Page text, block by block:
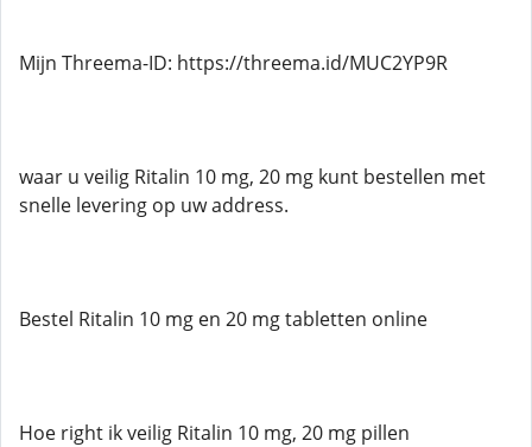
Mijn Threema-ID: https://threema.id/MUC2YP9R
waar u veilig Ritalin 10 mg, 20 mg kunt bestellen met
snelle levering op uw address.
Bestel Ritalin 10 mg en 20 mg tabletten online
Hoe right ik veilig Ritalin 10 mg, 20 mg pillen